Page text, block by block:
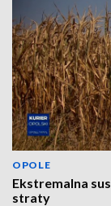
OPOLE
Ekstremalna
straty